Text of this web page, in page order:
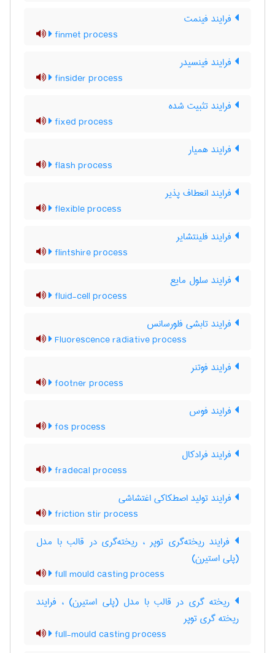
فرایند فینمت
finmet process
فرایند فینسیدر
finsider process
فرایند تثبیت شده
fixed process
فرایند همیار
flash process
فرایند انعطاف پذیر
flexible process
فرایند فلینتشایر
flintshire process
فرایند سلول مایع
fluid-cell process
فرایند تابشی فلورسانس
Fluorescence radiative process
فرایند فوتنر
footner process
فرایند فوس
fos process
فرایند فرادکال
fradecal process
فرایند تولید اصطکاکی اغتشاشی
friction stir process
فرایند ریخته‌گری توپر ، ریخته‌گری در قالب با مدل
(پلی استیرن)
full mould casting process
ریخته گری در قالب با مدل (پلی استیرن) ، فرایند
ریخته گری توپر
full-mould casting process